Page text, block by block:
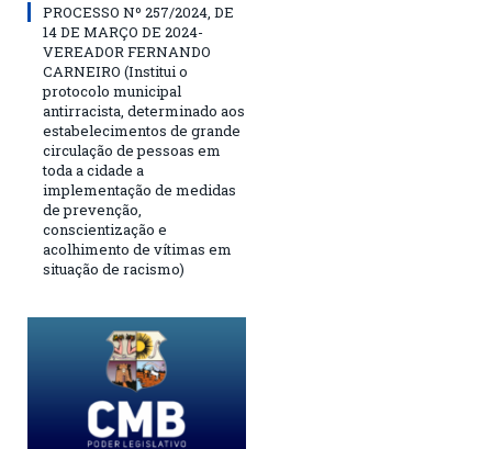
PROCESSO Nº 257/2024, DE
14 DE MARÇO DE 2024-
VEREADOR FERNANDO
CARNEIRO (Institui o
protocolo municipal
antirracista, determinado aos
estabelecimentos de grande
circulação de pessoas em
toda a cidade a
implementação de medidas
de prevenção,
conscientização e
acolhimento de vítimas em
situação de racismo)